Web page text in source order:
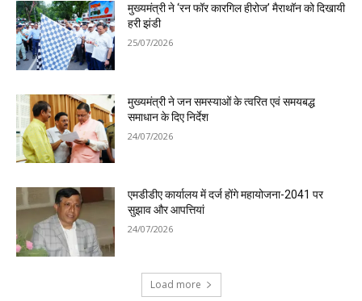
मुख्यमंत्री ने ‘रन फॉर कारगिल हीरोज’ मैराथॉन को दिखायी
हरी झंडी
25/07/2026
मुख्यमंत्री ने जन समस्याओं के त्वरित एवं समयबद्ध
समाधान के दिए निर्देश
24/07/2026
एमडीडीए कार्यालय में दर्ज होंगे महायोजना-2041 पर
सुझाव और आपत्तियां
24/07/2026
Load more